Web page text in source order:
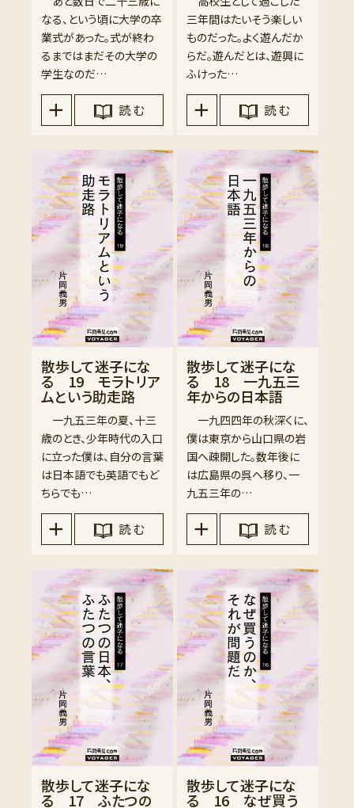
なる、という頃に大学の卒
業式があった。式が終わ
るまではまだその大学の
学生なのだ…
読 む
三年間はたいそう楽しい
ものだった。よく遊んだか
らだ。遊んだとは、遊興に
ふけった…
読 む
散歩して迷子にな
る 19 モラトリア
ムという助走路
一九五三年の夏、十三
歳のとき、少年時代の入口
に立った僕は、自分の言葉
は日本語でも英語でもど
ちらでも…
読 む
散歩して迷子にな
る 18 一九五三
年からの日本語
一九四四年の秋深くに、
僕は東京から山口県の岩
国へ疎開した。数年後に
は広島県の呉へ移り、一
九五三年の…
読 む
散歩して迷子にな
る 17 ふたつの
散歩して迷子にな
る 16 なぜ買う